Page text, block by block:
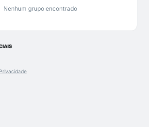
Nenhum grupo encontrado
Privacidade